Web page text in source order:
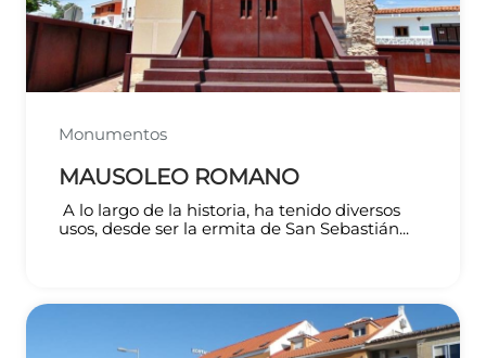
Monumentos
MAUSOLEO ROMANO
A lo largo de la historia, ha tenido diversos
usos, desde ser la ermita de San Sebastián...